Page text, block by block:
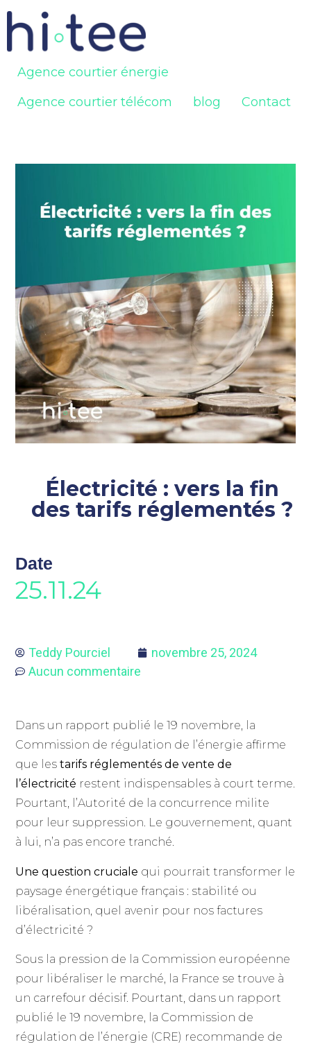
Agence courtier énergie
Agence courtier télécom
blog Contact
Électricité : vers la fin
des tarifs réglementés ?
Date
25.11.24
Teddy Pourciel
novembre 25, 2024
Aucun commentaire
Dans un rapport publié le 19 novembre, la
Commission de régulation de l’énergie affirme
que lestarifs réglementés de vente de
l’électricité restent indispensables à court terme.
Pourtant, l’Autorité de la concurrence milite
pour leur suppression. Le gouvernement, quant
à lui, n’a pas encore tranché.
Une question cruciale qui pourrait transformer le
paysage énergétique français : stabilité ou
libéralisation, quel avenir pour nos factures
d’électricité ?
Sous la pression de la Commission européenne
pour libéraliser le marché, la France se trouve à
un carrefour décisif. Pourtant, dans un rapport
publié le 19 novembre, la Commission de
régulation de l’énergie (CRE) recommande de